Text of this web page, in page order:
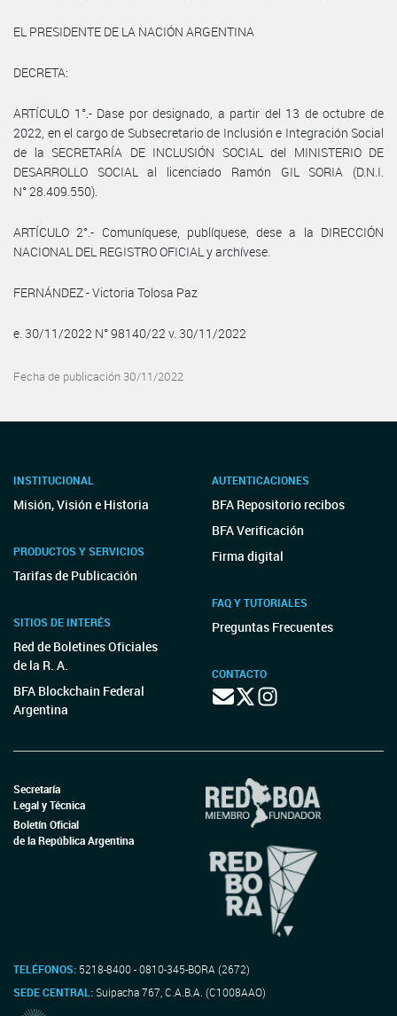
EL PRESIDENTE DE LA NACIÓN ARGENTINA
DECRETA:
ARTÍCULO 1°.- Dase por designado, a partir del 13 de octubre de
2022, en el cargo de Subsecretario de Inclusión e Integración Social
de la SECRETARÍA DE INCLUSIÓN SOCIAL del MINISTERIO DE
DESARROLLO SOCIAL al licenciado Ramón GIL SORIA (D.N.I.
N° 28.409.550).
ARTÍCULO 2°.- Comuníquese, publíquese, dese a la DIRECCIÓN
NACIONAL DEL REGISTRO OFICIAL y archívese.
FERNÁNDEZ - Victoria Tolosa Paz
e. 30/11/2022 N° 98140/22 v. 30/11/2022
Fecha de publicación 30/11/2022
INSTITUCIONAL
Misión, Visión e Historia
PRODUCTOS Y SERVICIOS
Tarifas de Publicación
SITIOS DE INTERÉS
Red de Boletines Oficiales
de la R. A.
BFA Blockchain Federal
Argentina
AUTENTICACIONES
BFA Repositorio recibos
BFA Verificación
Firma digital
FAQ Y TUTORIALES
Preguntas Frecuentes
CONTACTO
Secretaría
Legal y Técnica
Boletín Oficial
de la República Argentina
TELÉFONOS: 5218-8400 - 0810-345-BORA (2672)
SEDE CENTRAL:Suipacha 767, C.A.B.A. (C1008AAO)